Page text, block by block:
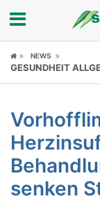
Fokus
Symptome
News
NEWS
GESUNDHEIT
senken